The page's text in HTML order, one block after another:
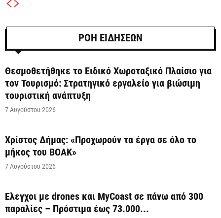
ΡΟΗ ΕΙΔΗΣΕΩΝ
Θεσμοθετήθηκε το Ειδικό Χωροταξικό Πλαίσιο για
τον Τουρισμό: Στρατηγικό εργαλείο για βιώσιμη
τουριστική ανάπτυξη
7 Αυγούστου 2026
Χρίστος Δήμας: «Προχωρούν τα έργα σε όλο το
μήκος του ΒΟΑΚ»
7 Αυγούστου 2026
Έλεγχοι με drones και MyCoast σε πάνω από 300
παραλίες – Πρόστιμα έως 73.000...